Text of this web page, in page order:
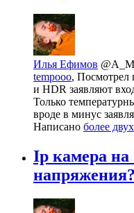
Илья Ефимов @A_M
tempooo,
и HDR заявляют
Только
вроде в минус
Написано более
Ip камера на
напряжения?